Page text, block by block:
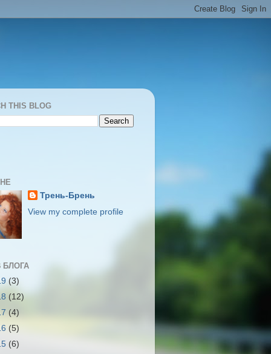
THIS BLOG
Трень-Брень
View my complete profile
БЛОГА
(3)
(12)
(4)
(5)
(6)